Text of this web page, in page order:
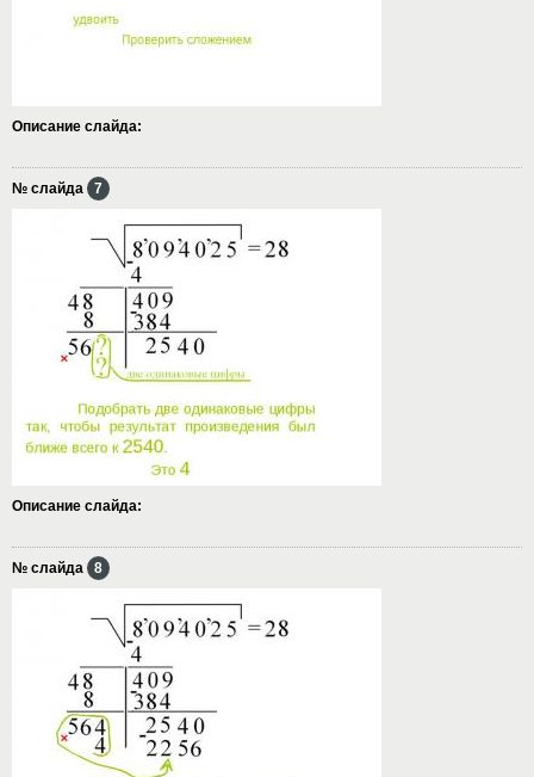
Описание слайда:
№ слайда 7
Описание слайда:
№ слайда 8